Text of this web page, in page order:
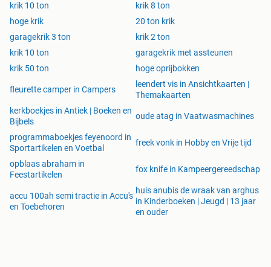
krik 10 ton
krik 8 ton
hoge krik
20 ton krik
garagekrik 3 ton
krik 2 ton
krik 10 ton
garagekrik met assteunen
krik 50 ton
hoge oprijbokken
fleurette camper in Campers
leendert vis in Ansichtkaarten |
Themakaarten
kerkboekjes in Antiek | Boeken en
Bijbels
oude atag in Vaatwasmachines
programmaboekjes feyenoord in
Sportartikelen en Voetbal
freek vonk in Hobby en Vrije tijd
opblaas abraham in
Feestartikelen
fox knife in Kampeergereedschap
accu 100ah semi tractie in Accu's
en Toebehoren
huis anubis de wraak van arghus
in Kinderboeken | Jeugd | 13 jaar
en ouder